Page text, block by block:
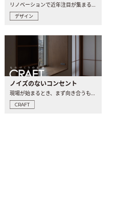
リノベーションで近年注目が集まる建築意匠の一つであるアール..
デザイン
ノイズのないコンセント
現場が始まるとき、まず向き合うものの一つがコンセントです..
CRAFT